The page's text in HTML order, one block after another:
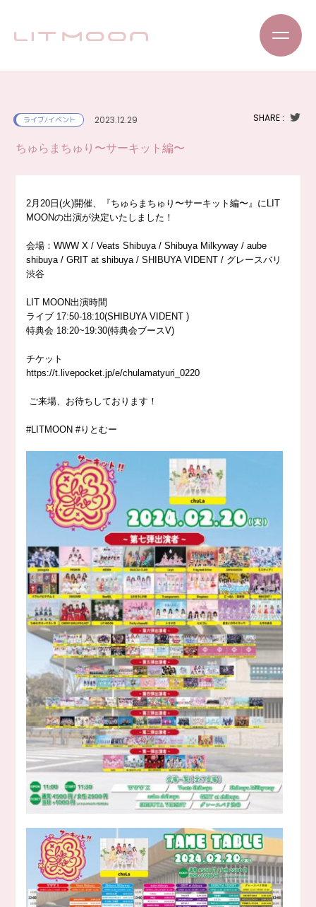
ライブ/イベント 2023.12.29 SHARE :
ちゅらまちゅり〜サーキット編〜
2月20日(火)開催、『ちゅらまちゅり〜サーキット編〜』にLIT
MOONの出演が決定いたしました！
会場：WWW X / Veats Shibuya / Shibuya Milkyway / aube
shibuya / GRIT at shibuya / SHIBUYA VIDENT / グレースバリ
渋谷
LIT MOON出演時間
ライブ 17:50-18:10(SHIBUYA VIDENT )
特典会 18:20~19:30(特典会ブースV)
チケット
https://t.livepocket.jp/e/chulamatyuri_0220
ご来場、お待ちしております！
#LITMOON #りとむー